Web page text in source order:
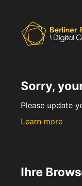
Sorry,
Please update
Learn more
Ihre